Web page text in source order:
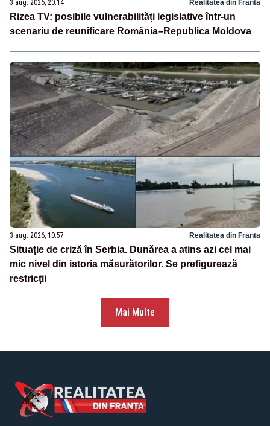
3 aug. 2026, 20:14 Realitatea din Franta
Rizea TV: posibile vulnerabilități legislative într-un
scenariu de reunificare România–Republica Moldova
3 aug. 2026, 10:57 Realitatea din Franta
Situație de criză în Serbia. Dunărea a atins azi cel mai
mic nivel din istoria măsurătorilor. Se prefigurează
restricții
Mai Multe